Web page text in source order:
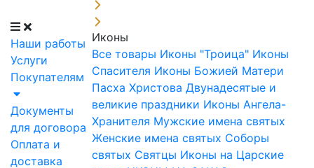
Наши работы
Услуги
Покупателям
Документы
для договора
Оплата и
доставка
Иконы
Все товары Иконы "Троица" Иконы
Спасителя Иконы Божией Матери
Пасха Христова Двунадесятые и
великие праздники Иконы Ангела-
Хранителя Мужские имена святых
Женские имена святых Соборы
святых Святцы Иконы на Царские